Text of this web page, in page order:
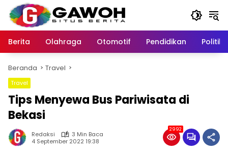
Langsung
konten
Berita
Olahraga Otomotif Pendidikan Politik
Beranda Travel
Travel
Tips Menyewa Bus Pariwisata di
Bekasi
Redaksi
3 Min Baca
4 September 2022 19:38
2992